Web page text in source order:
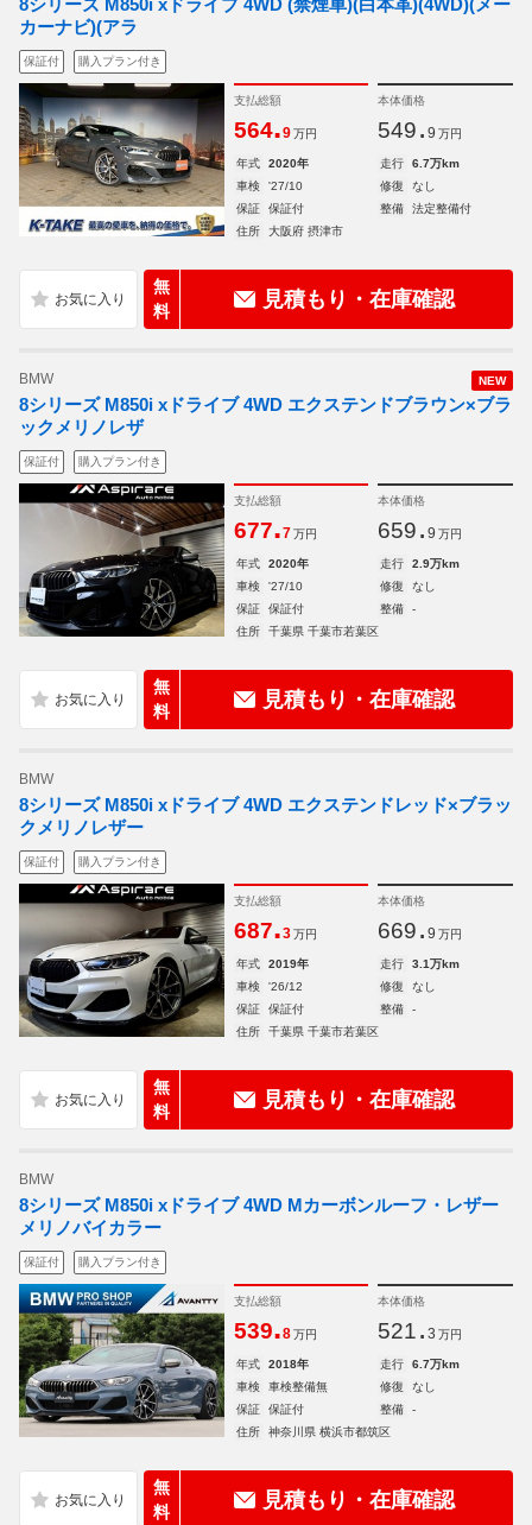
カーナビ)(アラ
保証付 購入プラン付き
支払総額
564.9 万円
本体価格
549. 9 万円
年式 2020年 走行
6.7万km
車検
'27/10 修復
なし
保証
保証付 整備
法定整備付
住所
大阪府 摂津市
無
料
見積もり・在庫確認
NEW
BMW
8シリーズ M850i xドライブ 4WD エクステンドブラウン×ブラ
ックメリノレザ
保証付 購入プラン付き
支払総額
677.7 万円
本体価格
659. 9 万円
年式 2020年 走行
2.9万km
車検
'27/10 修復
なし
保証
保証付 整備
-
住所
千葉県 千葉市若葉区
無
料
見積もり・在庫確認
BMW
8シリーズ M850i xドライブ 4WD エクステンドレッド×ブラッ
クメリノレザー
保証付 購入プラン付き
支払総額
687.3 万円
本体価格
669. 9 万円
年式 2019年 走行
3.1万km
車検
'26/12 修復
なし
保証
保証付 整備
-
住所
千葉県 千葉市若葉区
無
料
見積もり・在庫確認
BMW
8シリーズ M850i xドライブ 4WD Mカーボンルーフ・レザー
メリノバイカラー
保証付 購入プラン付き
支払総額
539.8 万円
本体価格
521. 3 万円
年式 2018年 走行
6.7万km
車検
車検整備無 修復
なし
保証
保証付 整備
-
住所
神奈川県 横浜市都筑区
無
料
見積もり・在庫確認